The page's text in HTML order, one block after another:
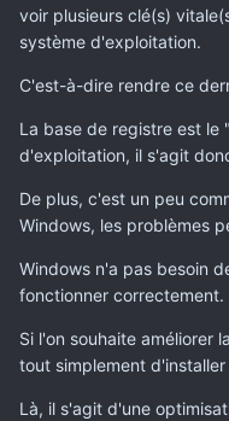
voir plusieurs clé(s)
système d'exploitation.
C'est-à-dire rendre ce
La base de registre est
d'exploitation, il s'agit
De plus, c'est un peu
Windows, les problèmes
Windows n'a pas besoin
fonctionner correctement.
Si l'on souhaite améliorer
tout simplement
Là, il s'agit d'une